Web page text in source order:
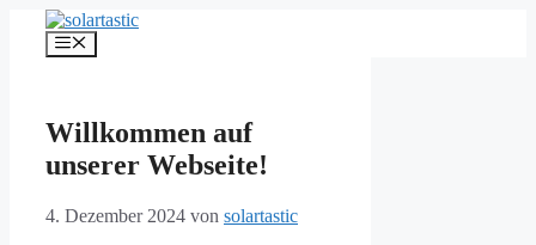
Inhalt
springen
Menü
Willkommen auf
unserer Webseite!
4. Dezember 2024 von solartastic